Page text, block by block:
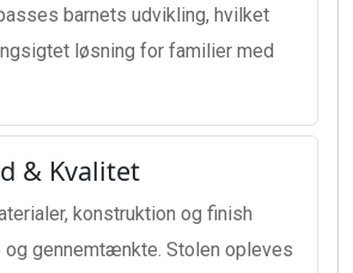
barnets udvikling, hvilket
løsning for familier med
& Kvalitet
konstruktion og finish
gennemtænkte. Stolen opleves